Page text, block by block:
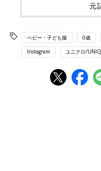
元
ベビー・子ども服 0歳
Instagram ユニクロ/